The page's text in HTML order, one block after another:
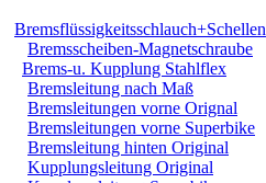
Bremsflüssigkeitsschlauch+Schellen
Bremsscheiben-Magnetschraube
Brems-u. Kupplung Stahlflex
Bremsleitung nach Maß
Bremsleitungen vorne Orignal
Bremsleitungen vorne Superbike
Bremsleitung hinten Original
Kupplungsleitung Original